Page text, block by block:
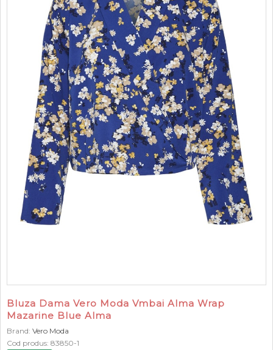
INFORMATII
CONTACT
Bluza Dama Vero Moda Vmbai Alma Wrap
Mazarine Blue Alma
Brand: Vero Moda
Cod produs: 83850-1